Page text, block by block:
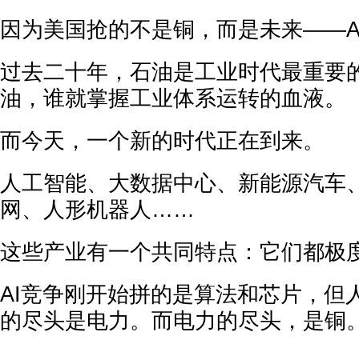
因为美国抢的不是铜，而是未来
过去二十年，石油是工业时代最重要
油，谁就掌握工业体系运转的血液。
而今天，一个新的时代正在到来。
人工智能、大数据中心、新能源汽车
网、人形机器人……
这些产业有一个共同特点：它们都极
AI竞争刚开始拼的是算法和芯片，但
的尽头是电力。而电力的尽头，是铜